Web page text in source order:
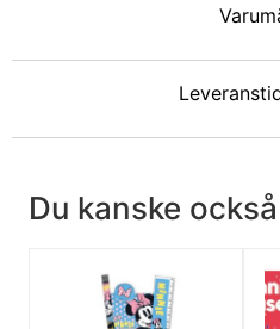
Du kanske